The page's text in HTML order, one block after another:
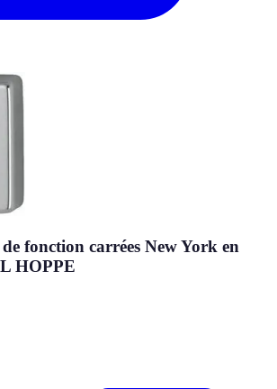
fonction carrées New York en
HOPPE